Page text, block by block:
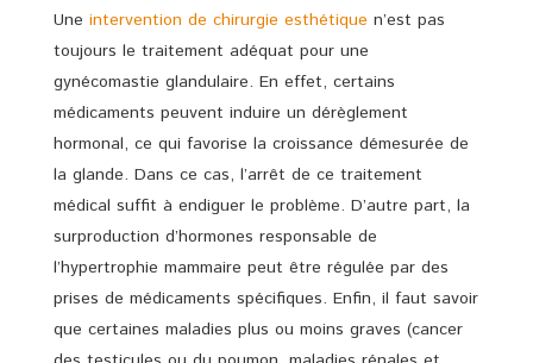
Une intervention de chirurgie esthétique n’est pas
toujours le traitement adéquat pour une
gynécomastie glandulaire. En effet, certains
médicaments peuvent induire un dérèglement
hormonal, ce qui favorise la croissance démesurée de
la glande. Dans ce cas, l’arrêt de ce traitement
médical suffit à endiguer le problème. D’autre part, la
surproduction d’hormones responsable de
l’hypertrophie mammaire peut être régulée par des
prises de médicaments spécifiques. Enfin, il faut savoir
que certaines maladies plus ou moins graves (cancer